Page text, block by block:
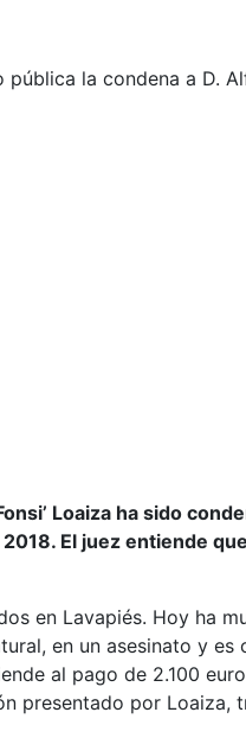
la condena a D.
Loaiza ha sido
El juez entiende
en Lavapiés. Hoy ha
en un asesinato y
al pago de 2.100
presentado por